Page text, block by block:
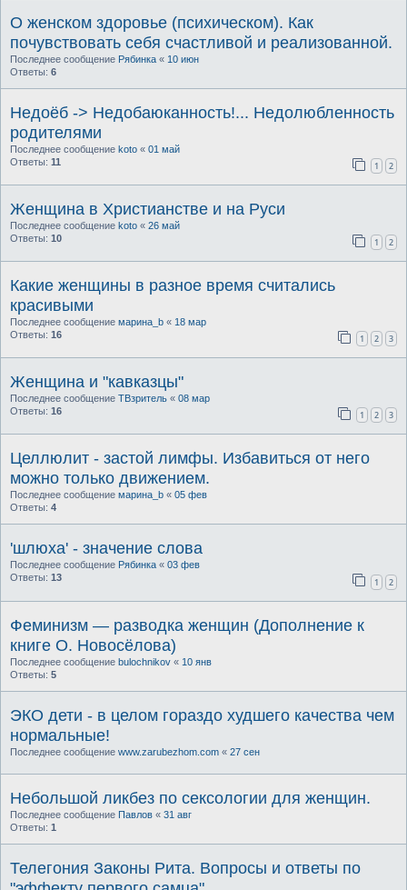
О женском здоровье (психическом). Как
почувствовать себя счастливой и реализованной.
Последнее сообщение Рябинка « 10 июн
Ответы: 6
Недоёб -> Недобаюканность!... Недолюбленность
родителями
Последнее сообщение koto « 01 май
Ответы: 11 1 2
Женщина в Христианстве и на Руси
Последнее сообщение koto « 26 май
Ответы: 10 1 2
Какие женщины в разное время считались
красивыми
Последнее сообщение марина_b « 18 мар
Ответы: 16 1 2 3
Женщина и "кавказцы"
Последнее сообщение ТВзритель « 08 мар
Ответы: 16 1 2 3
Целлюлит - застой лимфы. Избавиться от него
можно только движением.
Последнее сообщение марина_b « 05 фев
Ответы: 4
'шлюха' - значение слова
Последнее сообщение Рябинка « 03 фев
Ответы: 13 1 2
Феминизм — разводка женщин (Дополнение к
книге О. Новосёлова)
Последнее сообщение bulochnikov « 10 янв
Ответы: 5
ЭКО дети - в целом гораздо худшего качества чем
нормальные!
Последнее сообщение www.zarubezhom.com « 27 сен
Небольшой ликбез по сексологии для женщин.
Последнее сообщение Павлов « 31 авг
Ответы: 1
Телегония Законы Рита. Вопросы и ответы по